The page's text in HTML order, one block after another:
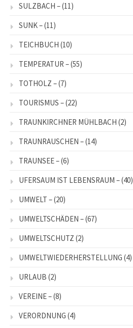
SULZBACH –(11)
SUNK –(11)
TEICHBUCH (10)
TEMPERATUR –(55)
TOTHOLZ –(7)
TOURISMUS –(22)
TRAUNKIRCHNER MÜHLBACH (2)
TRAUNRAUSCHEN –(14)
TRAUNSEE –(6)
UFERSAUM IST LEBENSRAUM –(40)
UMWELT –(20)
UMWELTSCHÄDEN –(67)
UMWELTSCHUTZ (2)
UMWELTWIEDERHERSTELLUNG (4)
URLAUB (2)
VEREINE –(8)
VERORDNUNG (4)